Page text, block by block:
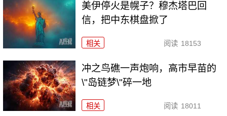
美伊停火是幌子？穆杰塔巴回
信，把中东棋盘掀了
相关 阅读 18153
冲之鸟礁一声炮响，高市早苗的
\"岛链梦\"碎一地
相关 阅读 18011